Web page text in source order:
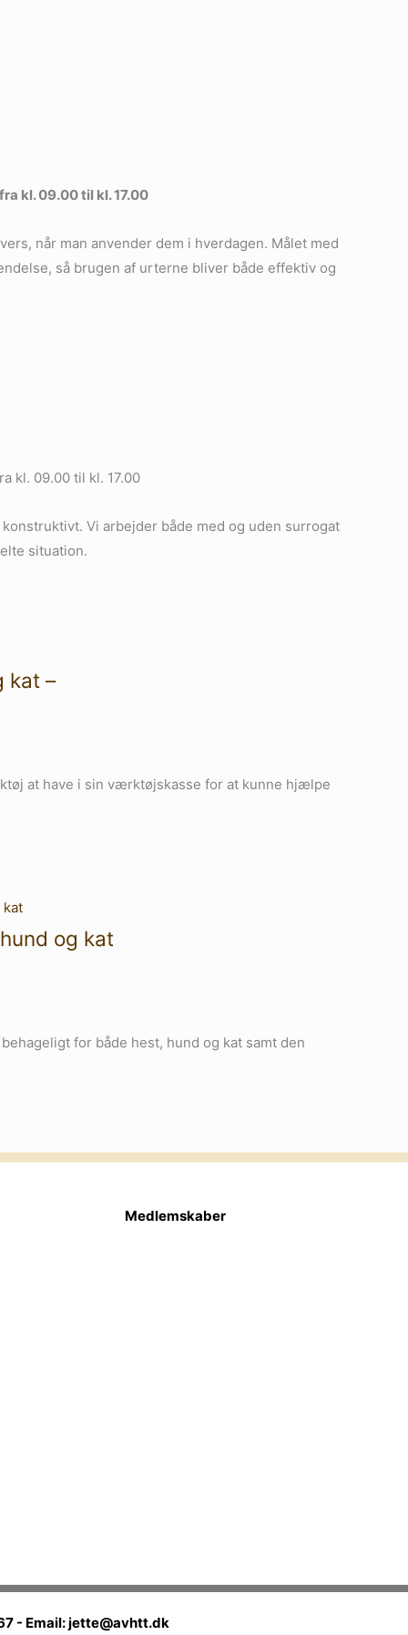
kl. 09.00 til kl. 17.00
når man anvender dem i hverdagen. Målet med
så brugen af urterne bliver både effektiv og
kl. 09.00 til kl. 17.00
Vi arbejder både med og uden surrogat
situation.
kat –
at have i sin værktøjskasse for at kunne hjælpe
og kat
for både hest, hund og kat samt den
Medlemskaber
- Email: jette@avhtt.dk